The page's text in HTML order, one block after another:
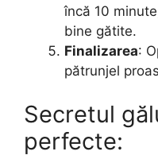
încă 10
bine gătite.
Finalizarea:
pătrunjel
Secretul
perfecte: